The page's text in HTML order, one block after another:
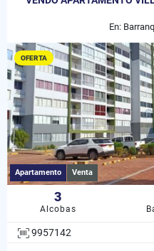
En:
OFERTA
Apartamento Venta
3
Alcobas
9957142